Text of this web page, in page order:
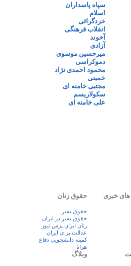
سپاه پاسداران
اسلام
خردگرائی
انقلاب فرهنگی
آخوند
آزادی
میرحسین موسوی
دموکراسی
محمود احمدی نژاد
خمینی
مجتبی خامنه ای
سکولاریسم
علی خامنه ای
های خبری حقوق زنان
حقوق بشر
حقوق بشر در ایران
زنان ايران پرس نيوز
عدالت برای ایران
کمیته دانشجویی دفاع
هرانا
وبلاگ